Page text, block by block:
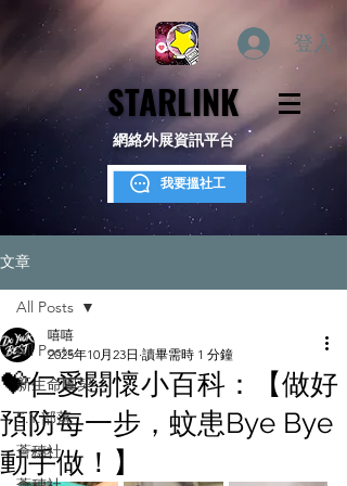
登入
STARLINK
STARLINK
網絡外展資訊平台
我要搵社工
文章
All Posts
新生命團契
S.Y.部落
薈穗社
All Posts
💝仁愛關懷小百科：【做好
預防每一步，蚊患Bye Bye
動手做！】
嘻嘻
2025年10月23日 讀畢需時 1 分鐘